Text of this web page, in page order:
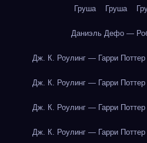
Груша Груша
Даниэль Дефо —
Дж. К. Роулинг — Гарри
Дж. К. Роулинг — Гарри
Дж. К. Роулинг — Гарри
Дж. К. Роулинг — Гарри